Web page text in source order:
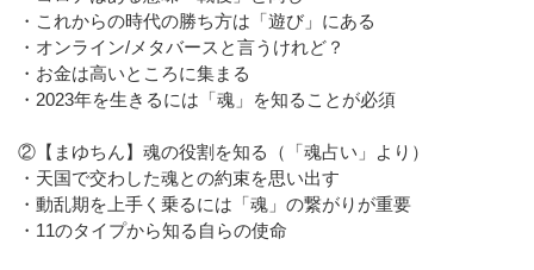
・これからの時代の勝ち方は「遊び」にある
・オンライン/メタバースと言うけれど？
・お金は高いところに集まる
・2023年を生きるには「魂」を知ることが必須
②【まゆちん】魂の役割を知る（「魂占い」より）
・天国で交わした魂との約束を思い出す
・動乱期を上手く乗るには「魂」の繋がりが重要
・11のタイプから知る自らの使命